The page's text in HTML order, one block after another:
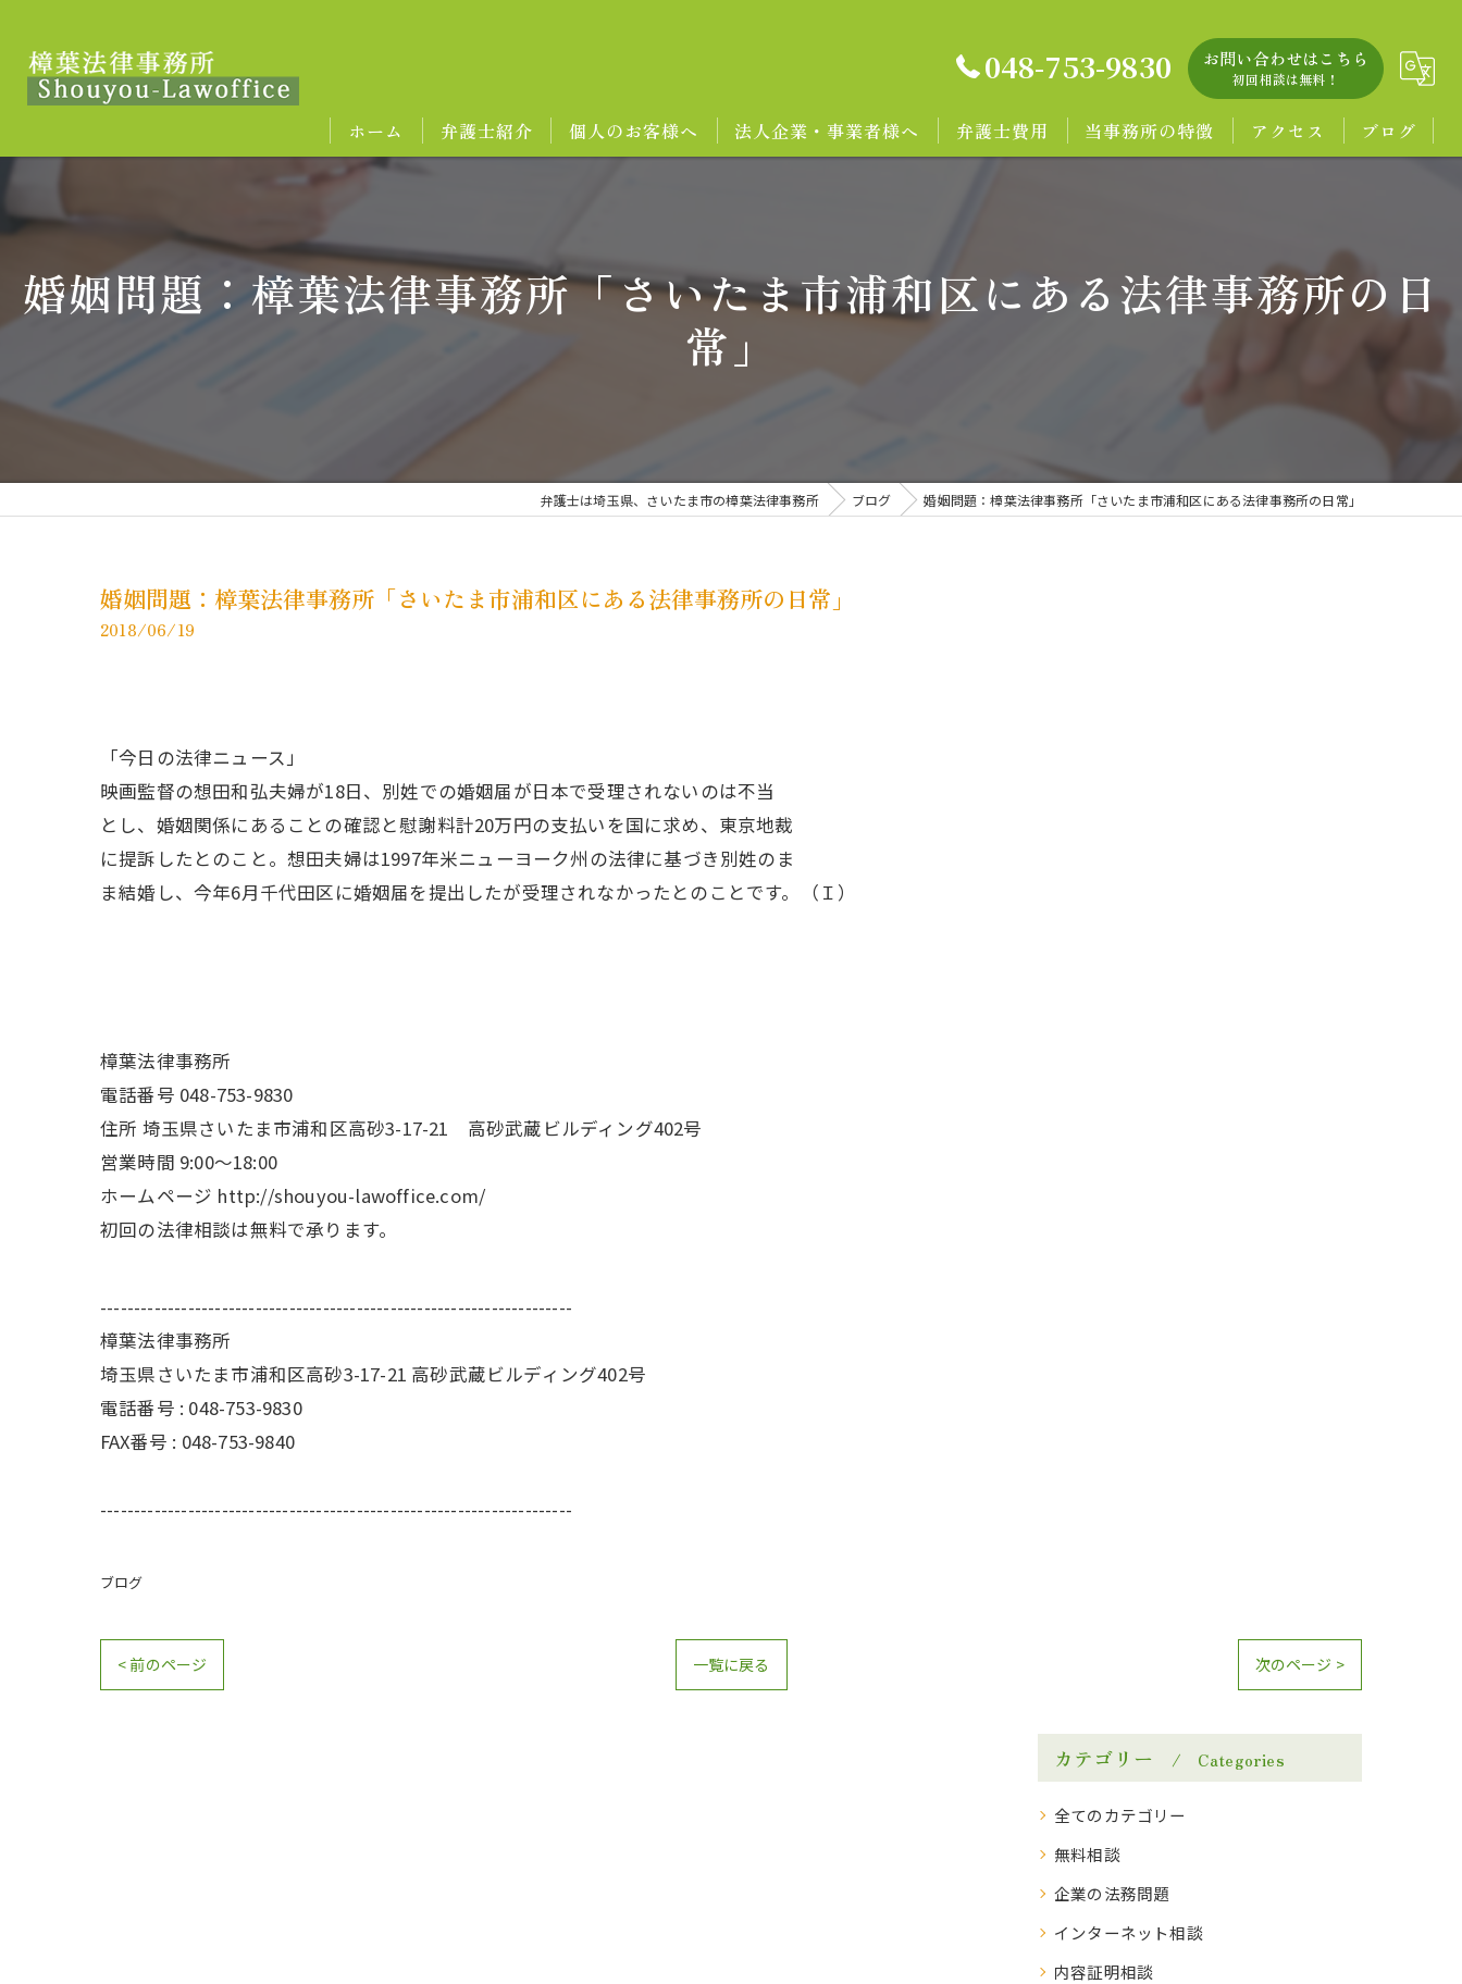
048-753-9830 お問い合わせはこちら
初回相談は無料！
ホーム 弁護士紹介 個人のお客様へ 法人企業・事業者様へ 弁護士費用 当事務所の特徴
相続
アクセス ブログ
婚姻問題：樟葉法律事務所「さいたま市浦和区にある法律事務所の日
常」
弁護士は埼玉県、さいたま市の樟葉法律事務所 ブログ 婚姻問題：樟葉法律事務所「さいたま市浦和区にある法律事務所の日常」
婚姻問題：樟葉法律事務所「さいたま市浦和区にある法律事務所の日常」
2018/06/19
「今日の法律ニュース」
映画監督の想田和弘夫婦が18日、別姓での婚姻届が日本で受理されないのは不当
とし、婚姻関係にあることの確認と慰謝料計20万円の支払いを国に求め、東京地裁
に提訴したとのこと。想田夫婦は1997年米ニューヨーク州の法律に基づき別姓のま
ま結婚し、今年6月千代田区に婚姻届を提出したが受理されなかったとのことです。（Ｉ）
樟葉法律事務所
電話番号 048-753-9830
住所 埼玉県さいたま市浦和区高砂3-17-21 高砂武蔵ビルディング402号
営業時間 9:00～18:00
ホームページ http://shouyou-lawoffice.com/
初回の法律相談は無料で承ります。
----------------------------------------------------------------------
樟葉法律事務所
埼玉県さいたま市浦和区高砂3-17-21 高砂武蔵ビルディング402号
電話番号 : 048-753-9830
FAX番号 : 048-753-9840
----------------------------------------------------------------------
ブログ
< 前のページ 一覧に戻る 次のページ >
カテゴリー Categories
全てのカテゴリー
無料相談
企業の法務問題
インターネット相談
内容証明相談